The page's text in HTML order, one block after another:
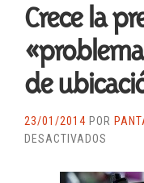
Crece la
de
23/01/2014 POR
DESACTIVADOS
LA